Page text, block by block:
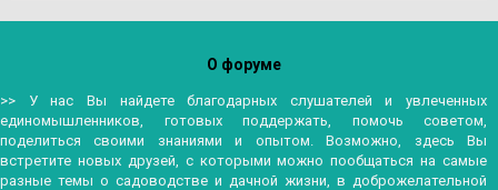
О форуме
>> У нас Вы найдете благодарных слушателей и увлеченных
единомышленников, готовых поддержать, помочь советом,
поделиться своими знаниями и опытом. Возможно, здесь Вы
встретите новых друзей, с которыми можно пообщаться на самые
разные темы о садоводстве и дачной жизни, в доброжелательной